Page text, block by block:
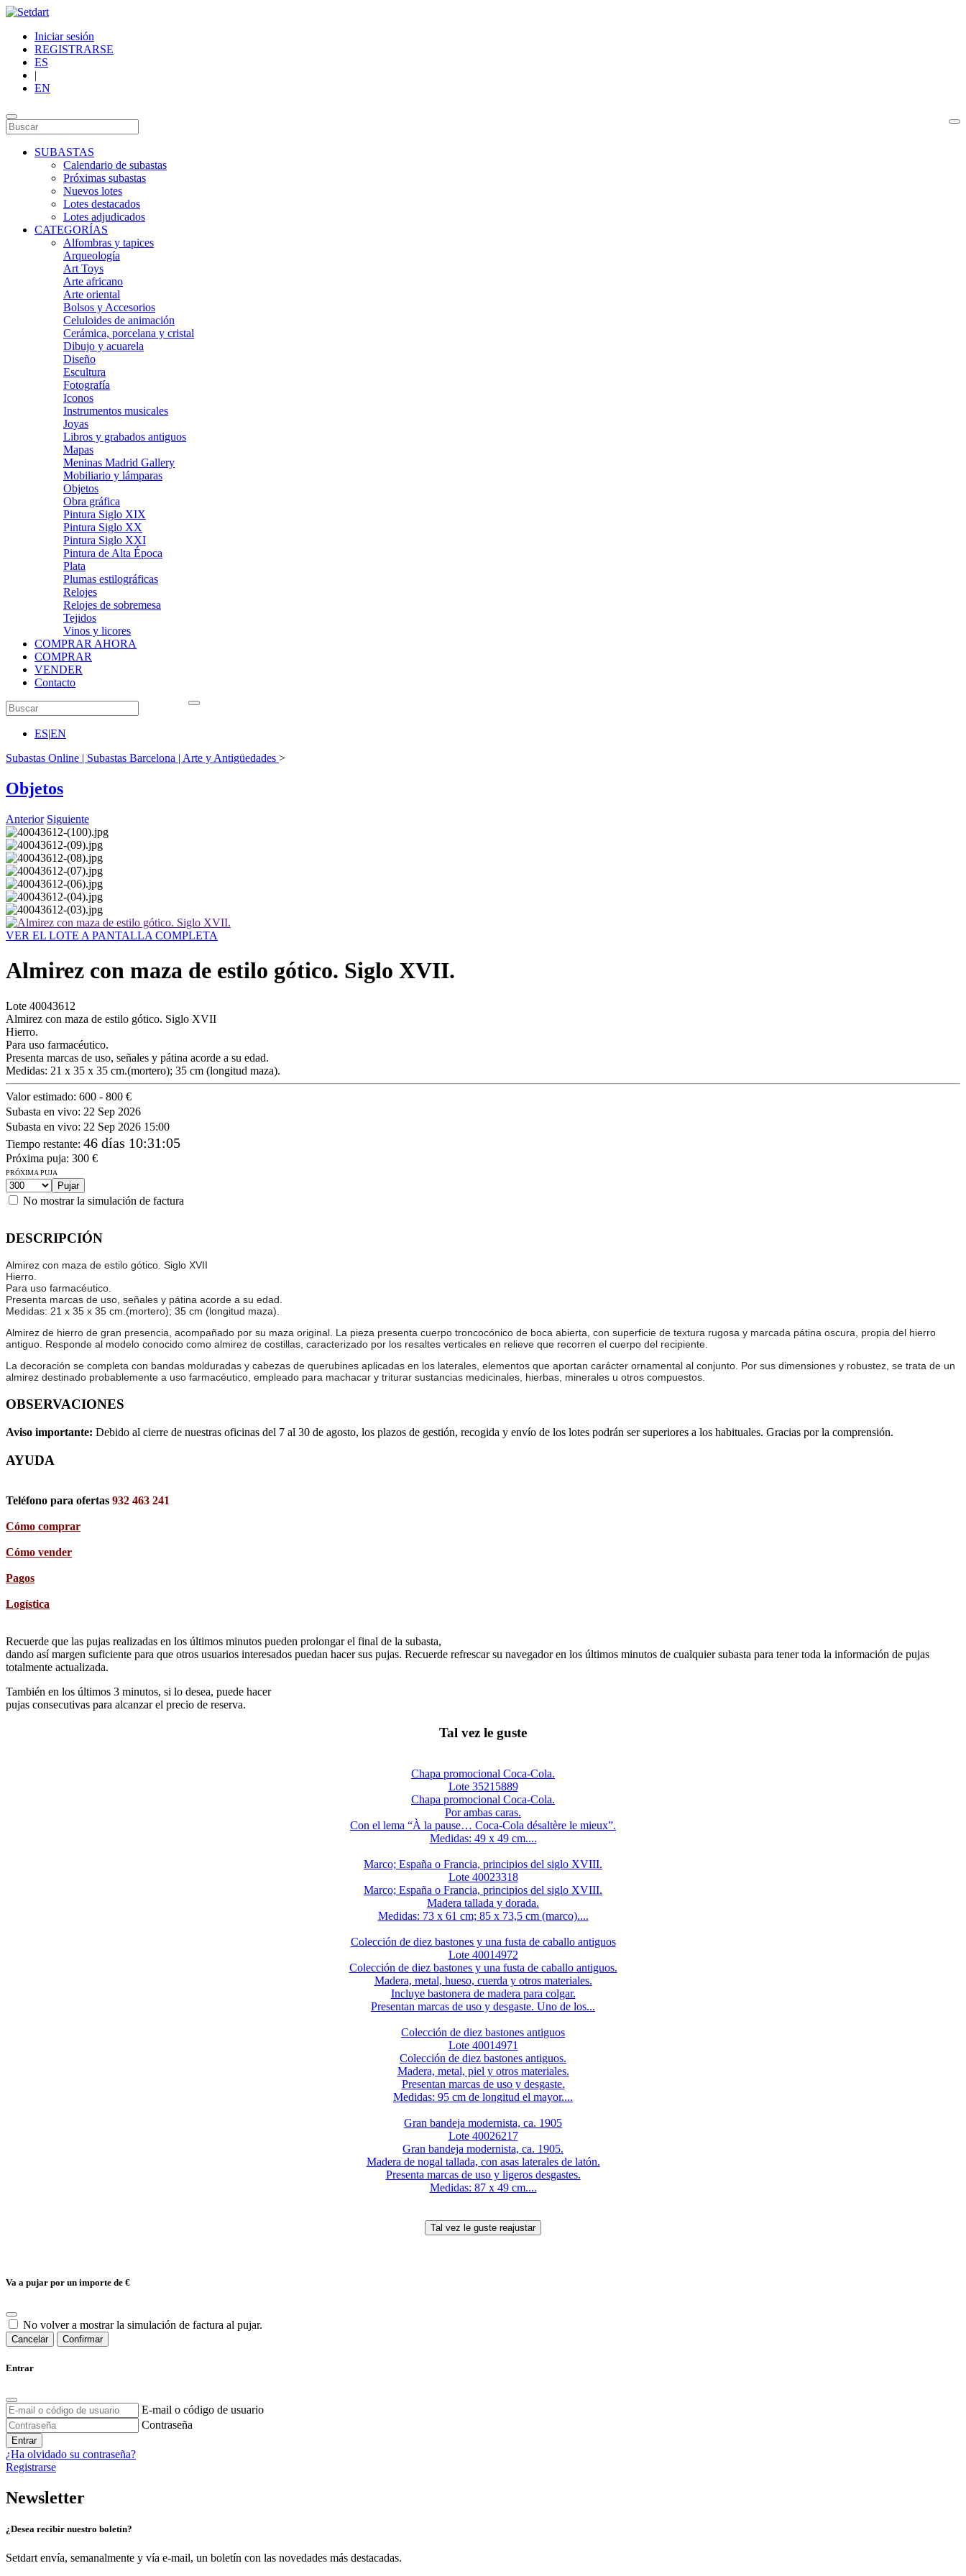
Iniciar sesión
REGISTRARSE
ES
|
EN
SUBASTAS
Calendario de subastas
Próximas subastas
Nuevos lotes
Lotes destacados
Lotes adjudicados
CATEGORÍAS
Alfombras y tapices
Arqueología
Art Toys
Arte africano
Arte oriental
Bolsos y Accesorios
Celuloides de animación
Cerámica, porcelana y cristal
Dibujo y acuarela
Diseño
Escultura
Fotografía
Iconos
Instrumentos musicales
Joyas
Libros y grabados antiguos
Mapas
Meninas Madrid Gallery
Mobiliario y lámparas
Objetos
Obra gráfica
Pintura Siglo XIX
Pintura Siglo XX
Pintura Siglo XXI
Pintura de Alta Época
Plata
Plumas estilográficas
Relojes
Relojes de sobremesa
Tejidos
Vinos y licores
COMPRAR AHORA
COMPRAR
VENDER
Contacto
ES|EN
Subastas Online | Subastas Barcelona | Arte y Antigüedades >
Objetos
Anterior Siguiente
VER EL LOTE A PANTALLA COMPLETA
Almirez con maza de estilo gótico. Siglo XVII.
Lote 40043612
Almirez con maza de estilo gótico. Siglo XVII
Hierro.
Para uso farmacéutico.
Presenta marcas de uso, señales y pátina acorde a su edad.
Medidas: 21 x 35 x 35 cm.(mortero); 35 cm (longitud maza).
Valor estimado: 600 - 800 €
Subasta en vivo: 22 Sep 2026
Subasta en vivo: 22 Sep 2026 15:00
Tiempo restante: 46 días 10:31:05
Próxima puja: 300 €
PRÓXIMA PUJA
No mostrar la simulación de factura
DESCRIPCIÓN
Almirez con maza de estilo gótico. Siglo XVII
Hierro.
Para uso farmacéutico.
Presenta marcas de uso, señales y pátina acorde a su edad.
Medidas: 21 x 35 x 35 cm.(mortero); 35 cm (longitud maza).
Almirez de hierro de gran presencia, acompañado por su maza original. La pieza presenta cuerpo troncocónico de boca abierta, con superficie de textura rugosa y marcada pátina oscura, propia del hierro
antiguo. Responde al modelo conocido como almirez de costillas, caracterizado por los resaltes verticales en relieve que recorren el cuerpo del recipiente.
La decoración se completa con bandas molduradas y cabezas de querubines aplicadas en los laterales, elementos que aportan carácter ornamental al conjunto. Por sus dimensiones y robustez, se trata de un
almirez destinado probablemente a uso farmacéutico, empleado para machacar y triturar sustancias medicinales, hierbas, minerales u otros compuestos.
OBSERVACIONES
Aviso importante: Debido al cierre de nuestras oficinas del 7 al 30 de agosto, los plazos de gestión, recogida y envío de los lotes podrán ser superiores a los habituales. Gracias por la comprensión.
AYUDA
Teléfono para ofertas 932 463 241
Cómo comprar
Cómo vender
Pagos
Logística
Recuerde que las pujas realizadas en los últimos minutos pueden prolongar el final de la subasta,
dando así margen suficiente para que otros usuarios interesados puedan hacer sus pujas. Recuerde refrescar su navegador en los últimos minutos de cualquier subasta para tener toda la información de pujas
totalmente actualizada.
También en los últimos 3 minutos, si lo desea, puede hacer
pujas consecutivas para alcanzar el precio de reserva.
Tal vez le guste
Chapa promocional Coca-Cola.
Lote 35215889
Chapa promocional Coca-Cola.
Por ambas caras.
Con el lema “À la pause… Coca-Cola désaltère le mieux”.
Medidas: 49 x 49 cm....
Marco; España o Francia, principios del siglo XVIII.
Lote 40023318
Marco; España o Francia, principios del siglo XVIII.
Madera tallada y dorada.
Medidas: 73 x 61 cm; 85 x 73,5 cm (marco)....
Colección de diez bastones y una fusta de caballo antiguos
Lote 40014972
Colección de diez bastones y una fusta de caballo antiguos.
Madera, metal, hueso, cuerda y otros materiales.
Incluye bastonera de madera para colgar.
Presentan marcas de uso y desgaste. Uno de los...
Colección de diez bastones antiguos
Lote 40014971
Colección de diez bastones antiguos.
Madera, metal, piel y otros materiales.
Presentan marcas de uso y desgaste.
Medidas: 95 cm de longitud el mayor....
Gran bandeja modernista, ca. 1905
Lote 40026217
Gran bandeja modernista, ca. 1905.
Madera de nogal tallada, con asas laterales de latón.
Presenta marcas de uso y ligeros desgastes.
Medidas: 87 x 49 cm....
Va a pujar por un importe de €
No volver a mostrar la simulación de factura al pujar.
Cancelar Confirmar
Entrar
E-mail o código de usuario
Contraseña
Entrar
¿Ha olvidado su contraseña?
Registrarse
Newsletter
¿Desea recibir nuestro boletín?
Setdart envía, semanalmente y vía e-mail, un boletín con las novedades más destacadas.